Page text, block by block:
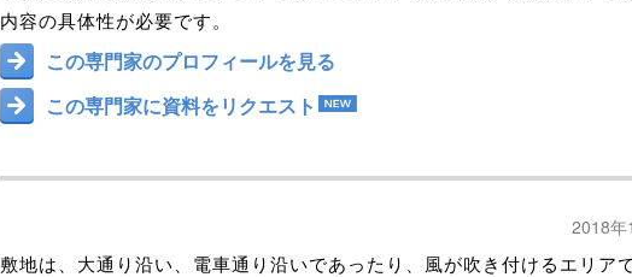
内容の具体性が必要です。
この専門家のプロフィールを見る
この専門家に資料をリクエスト
2018年
敷地は、大通り沿い、電車通り沿いであったり、風が吹き付けるエリア